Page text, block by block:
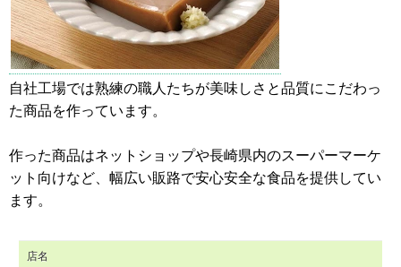
自社工場では熟練の職人たちが美味しさと品質にこだわっ
た商品を作っています。
作った商品はネットショップや長崎県内のスーパーマーケ
ット向けなど、幅広い販路で安心安全な食品を提供してい
ます。
店名